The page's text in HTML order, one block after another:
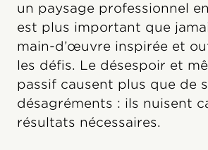
un paysage professionnel
est plus important que
main-d’œuvre inspirée et
les défis. Le désespoir et
passif causent plus que de
désagréments : ils nuisent
résultats nécessaires.